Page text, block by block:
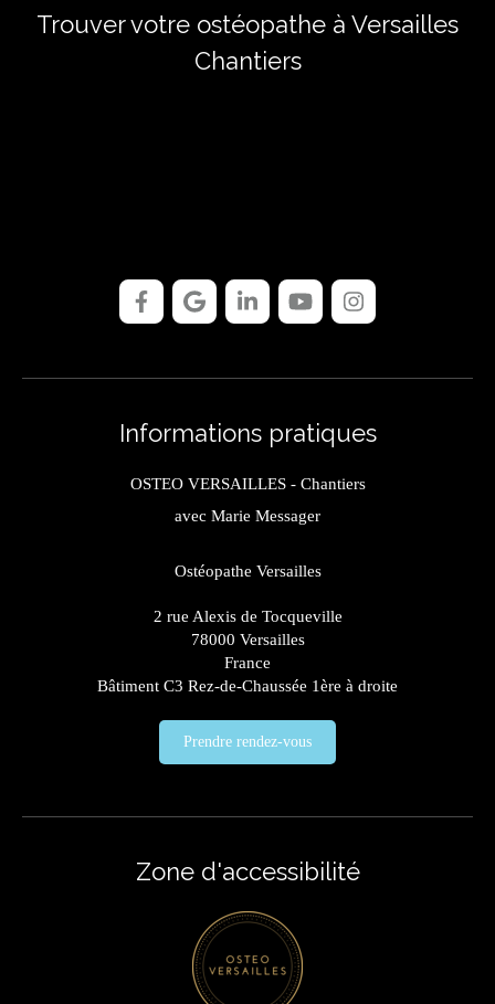
Trouver votre ostéopathe à Versailles
Chantiers
Informations pratiques
OSTEO VERSAILLES - Chantiers
avec Marie Messager
Ostéopathe Versailles
2 rue Alexis de Tocqueville
78000 Versailles
France
Bâtiment C3 Rez-de-Chaussée 1ère à droite
Prendre rendez-vous
Zone d'accessibilité